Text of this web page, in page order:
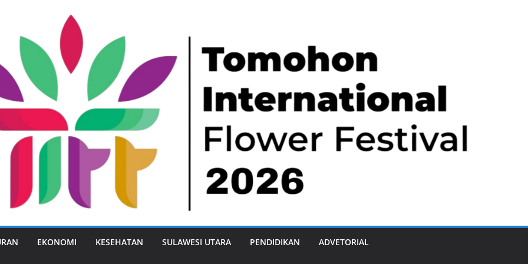
EKONOMI KESEHATAN SULAWESI UTARA PENDIDIKAN ADVETORIAL